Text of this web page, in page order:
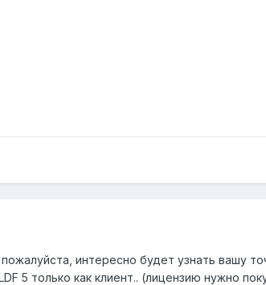
интересно будет узнать вашу
5 только как клиент.. (лицензию нужно